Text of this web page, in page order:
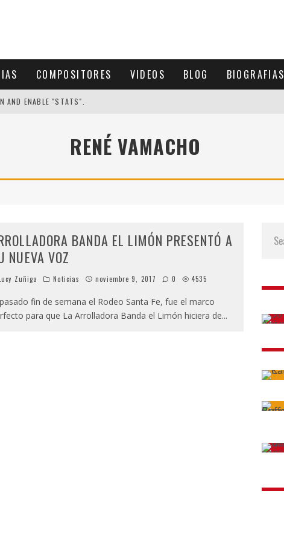
COMPOSITORES VIDEOS BLOG BIOGRAFIAS
AND ENABLE "STATS".
RENÉ VAMACHO
BANDA EL LIMÓN PRESENTÓ A
NUEVA VOZ
Zuñiga Noticias noviembre 9, 2017 0 4535
fin de semana el Rodeo Santa Fe, fue el marco
para que La Arrolladora Banda el Limón hiciera de...